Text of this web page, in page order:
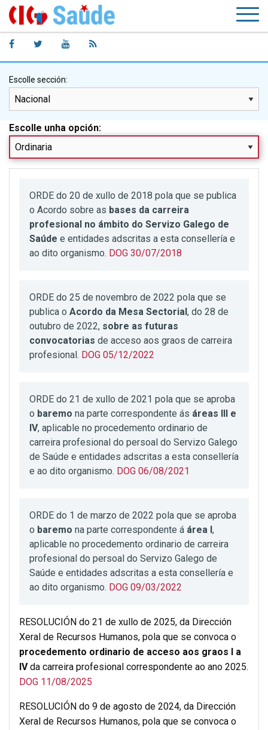
Escolle sección:
Escolle unha opción:
ORDE do 20 de xullo de 2018 pola que se publica
o Acordo sobre as bases da carreira
profesional no ámbito do Servizo Galego de
Saúde e entidades adscritas a esta consellería e
ao dito organismo. DOG 30/07/2018
ORDE do 25 de novembro de 2022 pola que se
publica o Acordo da Mesa Sectorial , do 28 de
outubro de 2022, sobre as futuras
convocatorias de acceso aos graos de carreira
profesional. DOG 05/12/2022
ORDE do 21 de xullo de 2021 pola que se aproba
o baremo na parte correspondente ás áreas III e
IV, aplicable no procedemento ordinario de
carreira profesional do persoal do Servizo Galego
de Saúde e entidades adscritas a esta consellería
e ao dito organismo. DOG 06/08/2021
ORDE do 1 de marzo de 2022 pola que se aproba
o baremo na parte correspondente á área I ,
aplicable no procedemento ordinario de carreira
profesional do persoal do Servizo Galego de
Saúde e entidades adscritas a esta consellería e
ao dito organismo. DOG 09/03/2022
RESOLUCIÓN do 21 de xullo de 2025, da Dirección
Xeral de Recursos Humanos, pola que se convoca o
procedemento ordinario de acceso aos graos I a
IVda carreira profesional correspondente ao ano 2025.
DOG 11/08/2025
RESOLUCIÓN do 9 de agosto de 2024, da Dirección
Xeral de Recursos Humanos, pola que se convoca o